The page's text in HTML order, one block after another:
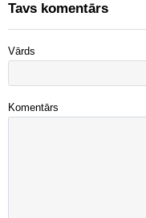
Tavs komentārs
Vārds
Komentārs